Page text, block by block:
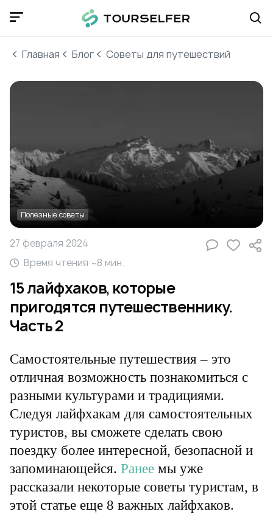
Главная Блог Cоветы для путешествий
Полезные советы
27 февраля 2024
Время чтения ~8 мин.
15 лайфхаков, которые
пригодятся путешественнику.
Часть 2
Самостоятельные путешествия – это
отличная возможность познакомиться с
разными культурами и традициями.
Следуя лайфхакам для самостоятельных
туристов, вы сможете сделать свою
поездку более интересной, безопасной и
запоминающейся. Ранее мы уже
рассказали некоторые советы туристам, в
этой статье еще 8 важных лайфхаков.